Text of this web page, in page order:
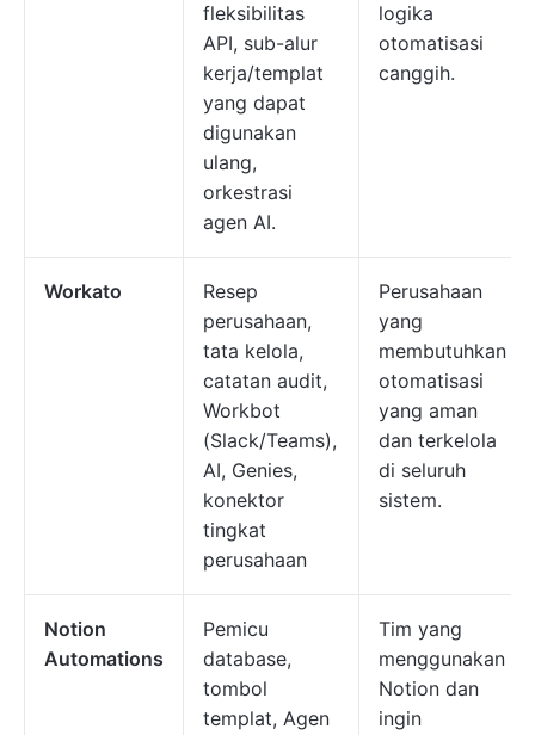
fleksibilitas
API, sub-alur
kerja/templat
yang dapat
digunakan
ulang,
orkestrasi
agen AI.
logika
otomatisasi
canggih.
Workato
Resep
perusahaan,
tata kelola,
catatan audit,
Workbot
(Slack/Teams),
AI, Genies,
konektor
tingkat
perusahaan
Perusahaan
yang
membutuhkan
otomatisasi
yang aman
dan terkelola
di seluruh
sistem.
Notion
Automations
Pemicu
database,
tombol
templat, Agen
Tim yang
menggunakan
Notion dan
ingin